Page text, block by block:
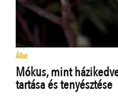
Állat
Mókus, mint
tartása és tenyésztése